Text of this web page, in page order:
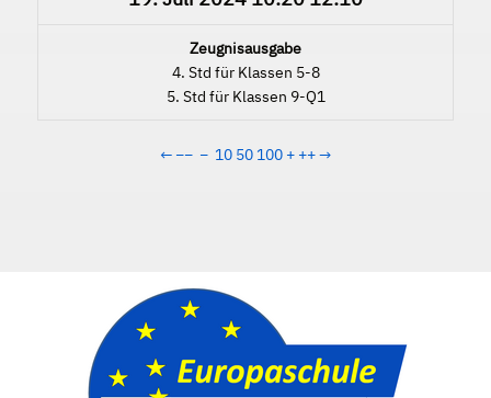
Zeugnisausgabe
4. Std für Klassen 5-8
5. Std für Klassen 9-Q1
← −− − 10 50 100 + ++→